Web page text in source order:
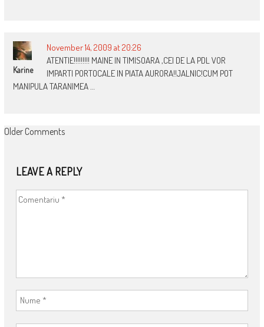
Karine
November 14, 2009 at 20:26
ATENTIE!!!!!!!!! MAINE IN TIMISOARA ,CEI DE LA PDL VOR
IMPARTI PORTOCALE IN PIATA AURORA!!JALNIC!CUM POT
MANIPULA TARANIMEA …
COMMENT
Older Comments
LEAVE A REPLY